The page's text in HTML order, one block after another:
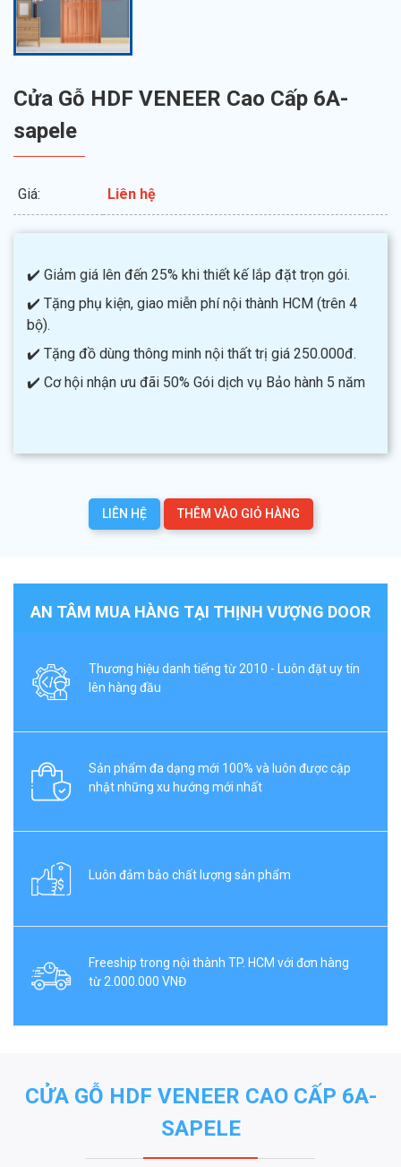
Cửa Gỗ HDF VENEER Cao Cấp 6A-
sapele
Giá: Liên hệ
✔️ Giảm giá lên đến 25% khi thiết kế lắp đặt trọn gói.
✔️ Tặng phụ kiện, giao miễn phí nội thành HCM (trên 4
bộ).
✔️ Tặng đồ dùng thông minh nội thất trị giá 250.000đ.
✔️ Cơ hội nhận ưu đãi 50% Gói dịch vụ Bảo hành 5 năm
LIÊN HỆ THÊM VÀO GIỎ HÀNG
AN TÂM MUA HÀNG TẠI THỊNH VƯỢNG DOOR
Thương hiệu danh tiếng từ 2010 - Luôn đặt uy tín
lên hàng đầu
Sản phẩm đa dạng mới 100% và luôn được cập
nhật những xu hướng mới nhất
Luôn đảm bảo chất lượng sản phẩm
Freeship trong nội thành TP. HCM với đơn hàng
từ 2.000.000 VNĐ
CỬA GỖ HDF VENEER CAO CẤP 6A-
SAPELE